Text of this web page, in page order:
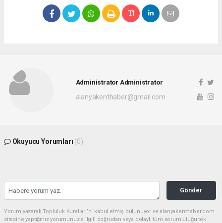
Administrator Administrator
alanyakenthaber@gmail.com
Okuyucu Yorumları (0)
Gönder
Yorum yazarak Topluluk Kuralları’nı kabul etmiş bulunuyor ve alanyakenthaber.com
sitesine yaptığınız yorumunuzla ilgili doğrudan veya dolaylı tüm sorumluluğu tek